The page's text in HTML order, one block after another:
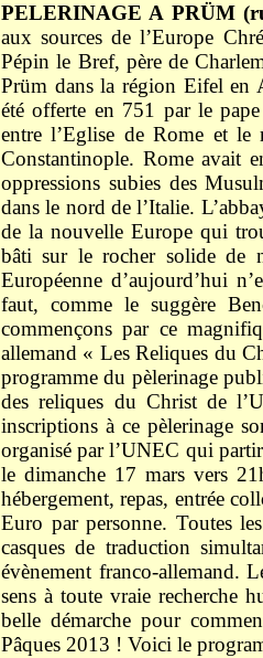
PELERINAGE A PRÜM
aux sources de l’Europe
Pépin le Bref, père de
Prüm dans la région Eifel en
été offerte en 751 par le
entre l’Eglise de Rome et le
Constantinople. Rome avait
oppressions subies des
dans le nord de l’Italie.
de la nouvelle Europe qui
bâti sur le rocher solide de
Européenne d’aujourd’hui
faut, comme le suggère
commençons par ce
allemand « Les Reliques du
programme du pèlerinage
des reliques du Christ de
inscriptions à ce pèlerinage
organisé par l’UNEC qui
le dimanche 17 mars vers
hébergement, repas, entrée
Euro par personne. Toutes
casques de traduction
évènement franco-allemand.
sens à toute vraie recherche
belle démarche pour
Pâques 2013 ! Voici le